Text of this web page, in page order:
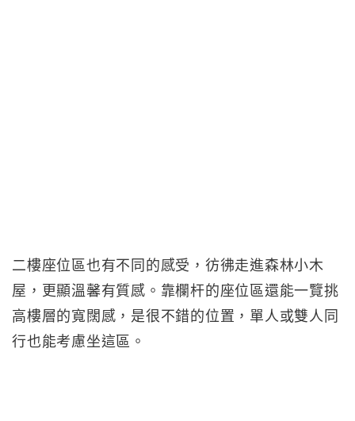
二樓座位區也有不同的感受，彷彿走進森林小木
屋，更顯溫馨有質感。靠欄杆的座位區還能一覽挑
高樓層的寬闊感，是很不錯的位置，單人或雙人同
行也能考慮坐這區。